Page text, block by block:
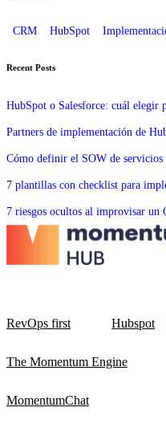
CRM HubSpot
Recent Posts
HubSpot o Salesforce: cuál elegir
Partners de implementación de
Cómo definir el SOW de
7 plantillas con checklist para
7 riesgos ocultos al improvisar un
RevOps first Hubspot
The Momentum Engine
MomentumChat